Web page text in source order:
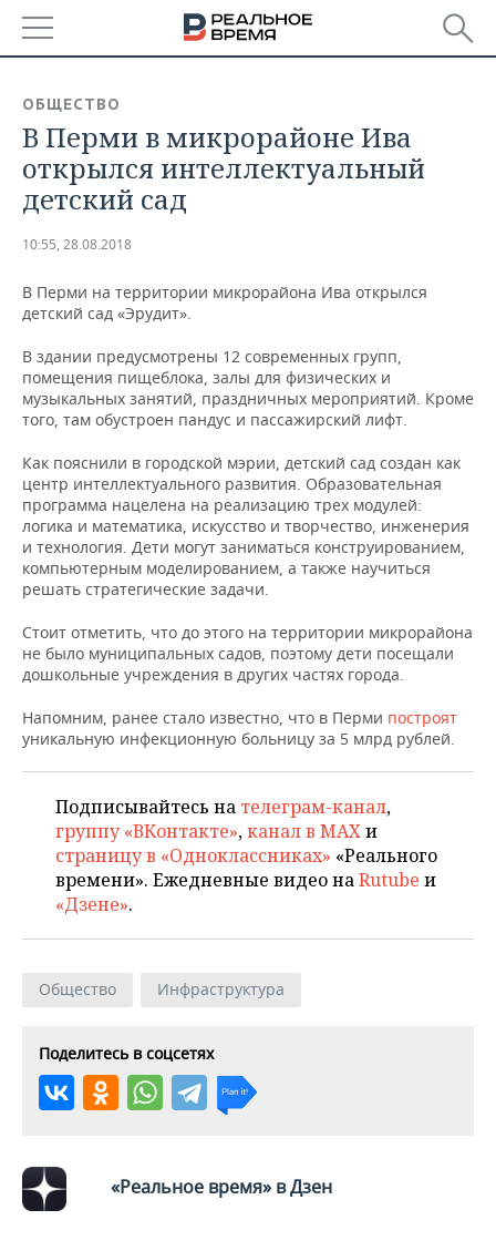
БАШКОРТОСТАН
ТАТАРСТАН
НОВОСТИ
АНАЛИТИКА
ДЕКЛАРАЦИИ О ДОХОДАХ
ВУЗЫ ТАТАРСТАНА
КОМУ ПРИНАДЛЕЖАТ
ТОРГОВЫЕ ЦЕНТРЫ
ТАТАРСТАНА
НОВОСТИ ЭКОНОМИКИ
БАНКИ
ИНВЕСТИЦИИ
ПРОМЫШЛЕННОСТЬ
ПРОМЫШЛЕННОСТИ
АГРОПРОМ
МАШИНОСТРОЕНИЕ
НЕФТЕХИМИЯ
НЕФТЬ
ЭНЕРГЕТИКА
НОВОСТИ НЕДВИЖИМОСТИ
АВТО
НОВОСТИ АВТО
НОВОСТИ БИЗНЕСА
РОЗНИЧНАЯ ТОРГОВЛЯ
ТРАНСПОРТ
УСЛУГИ
ТЕХНОЛОГИИ
НОВОСТИ ТЕХНОЛОГИЙ
IT
МЕДИА
ТЕЛЕКОММУНИКАЦИИ
МЕРОПРИЯТИЯ
НОВОСТИ МЕРОПРИЯТИЙ
ВЫЕЗДНАЯ РЕДАКЦИЯ
БИЗНЕС-БРАНЧИ
ONLINE-КОНФЕРЕНЦИИ
СПОРТ
НОВОСТИ СПОРТА
ХОККЕЙ
ВОЛЕЙБОЛ
КИБЕРСПОРТ
ФИГУРНОЕ КАТАНИЕ
ВОДНЫЕ ВИДЫ СПОРТА
ХОККЕЙ С МЯЧОМ
ОБЩЕСТВО
НОВОСТИ ОБЩЕСТВА
ВЛАСТЬ
ИСТОРИЯ
КУЛЬТУРА
МЕДИЦИНА
ОБРАЗОВАНИЕ
ПРОИСШЕСТВИЯ
СЮЖЕТЫ
СПИСОК ПЕРСОН
СПИСОК КОМПАНИЙ
ПОЛНАЯ ВЕРСИЯ
ОБЩЕСТВО
В Перми в микрорайоне Ива
открылся интеллектуальный
детский сад
10:55, 28.08.2018
В Перми на территории микрорайона Ива открылся
детский сад «Эрудит».
В здании предусмотрены 12 современных групп,
помещения пищеблока, залы для физических и
музыкальных занятий, праздничных мероприятий. Кроме
того, там обустроен пандус и пассажирский лифт.
Как пояснили в городской мэрии, детский сад создан как
центр интеллектуального развития. Образовательная
программа нацелена на реализацию трех модулей:
логика и математика, искусство и творчество, инженерия
и технология. Дети могут заниматься конструированием,
компьютерным моделированием, а также научиться
решать стратегические задачи.
Стоит отметить, что до этого на территории микрорайона
не было муниципальных садов, поэтому дети посещали
дошкольные учреждения в других частях города.
Напомним, ранее стало известно, что в Перми построят
уникальную инфекционную больницу за 5 млрд рублей.
Подписывайтесь на телеграм-канал,
группу «ВКонтакте»,канал в MAXи
страницу в «Одноклассниках» «Реального
времени». Ежедневные видео наRutube и
«Дзене».
Общество Инфраструктура
Поделитесь в соцсетях
«Реальное время» в Дзен